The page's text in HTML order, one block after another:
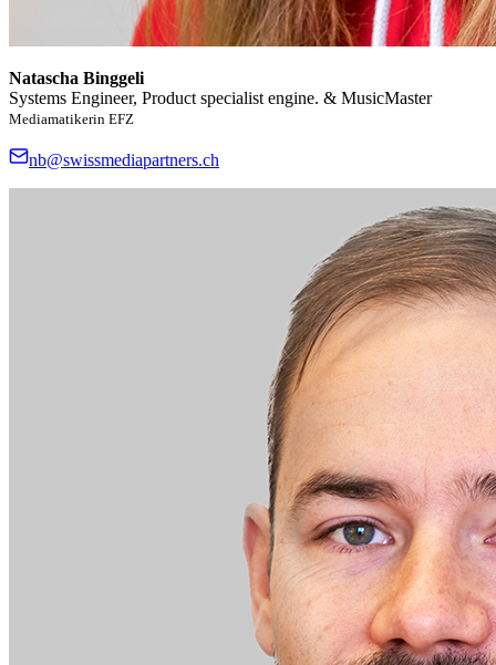
Natascha Binggeli
Systems Engineer, Product specialist engine. & MusicMaster
Mediamatikerin EFZ
nb@swissmediapartners.ch